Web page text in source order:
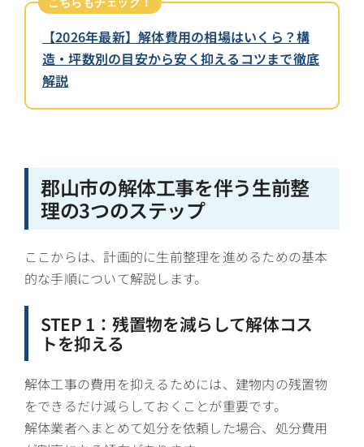
【2026年最新】解体費用の相場はいくら？構
造・坪数別の目安から安く抑えるコツまで徹底
解説
郡山市の解体工事を伴う生前整
理の3つのステップ
ここからは、計画的に生前整理を進めるための基本
的な手順について解説します。
STEP 1：残置物を減らして解体コス
トを抑える
解体工事の費用を抑えるためには、建物内の残置物
をできるだけ減らしておくことが重要です。
解体業者へまとめて処分を依頼した場合、処分費用